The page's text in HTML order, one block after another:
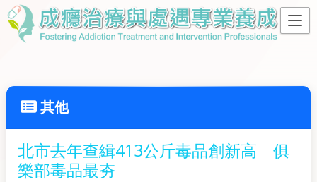
其他
北市去年查緝413公斤毒品創新高 俱
樂部毒品最夯